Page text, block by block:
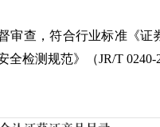
审查，符合行业标准《
检测规范》（JR/T